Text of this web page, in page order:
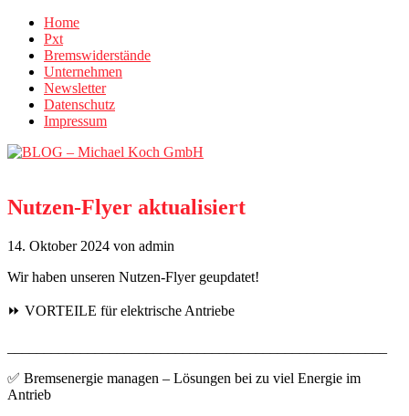
Home
Pxt
Bremswiderstände
Unternehmen
Newsletter
Datenschutz
Impressum
Nutzen-Flyer aktualisiert
14. Oktober 2024 von admin
Wir haben unseren Nutzen-Flyer geupdatet!
⏩ VORTEILE für elektrische Antriebe
✅ Bremsenergie managen – Lösungen bei zu viel Energie im
Antrieb